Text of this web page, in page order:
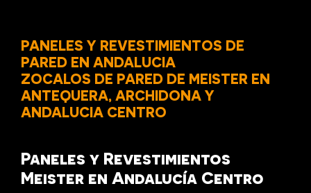
PANELES Y REVESTIMIENTOS DE
PARED EN ANDALUCIA
ZOCALOS DE PARED DE MEISTER EN
ANTEQUERA, ARCHIDONA Y
ANDALUCIA CENTRO
Paneles y Revestimientos
Meister en Andalucía Centro